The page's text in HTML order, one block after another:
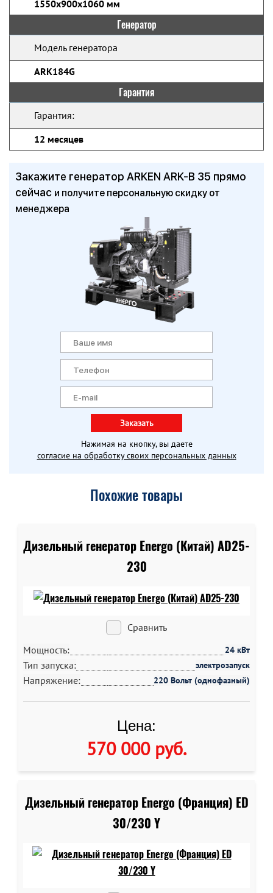
1550x900x1060 мм
Генератор
Модель генератора
ARK184G
Гарантия
Гарантия:
12 месяцев
Закажите генератор ARKEN ARK-B 35 прямо
сейчас и получите персональную скидку от
менеджера
Заказать
Нажимая на кнопку, вы даете
согласие на обработку своих персональных данных
Похожие товары
Дизельный генератор Energo (Китай) AD25-
230
Сравнить
Мощность:
24 кВт
Тип запуска: электрозапуск
Напряжение: 220 Вольт (однофазный)
Цена:
570 000 руб.
Дизельный генератор Energo (Франция) ED
30/230 Y